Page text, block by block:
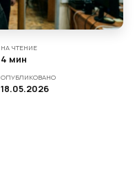
НА ЧТЕНИЕ
4 мин
ОПУБЛИКОВАНО
18.05.2026